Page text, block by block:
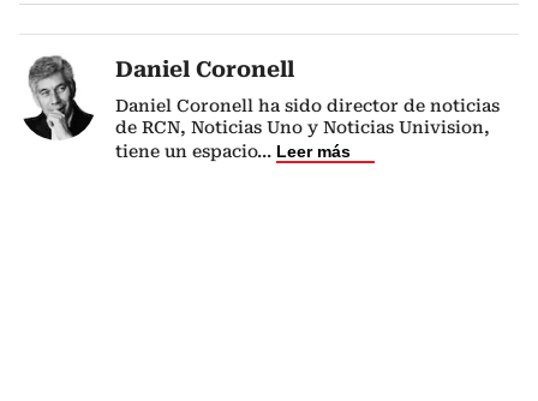
Daniel Coronell
Daniel Coronell ha sido director de noticias
de RCN, Noticias Uno y Noticias Univision,
tiene un espacio... Leer más